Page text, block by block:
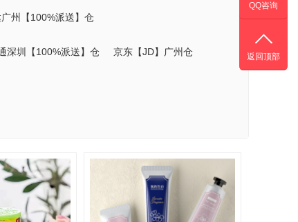
州【100%派送】仓
深圳【100%派送】仓 京东【JD】广州仓
QQ咨询
返回顶部